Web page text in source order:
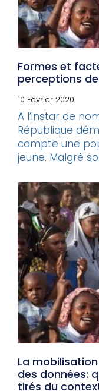
Formes et
perceptions
10 Février 2020
A l’instar de
République
compte une
jeune. Malgré
La
des données:
tirés du